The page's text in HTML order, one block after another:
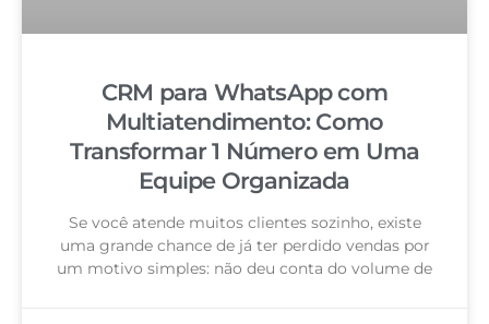
CRM para WhatsApp com
Multiatendimento: Como
Transformar 1 Número em Uma
Equipe Organizada
Se você atende muitos clientes sozinho, existe
uma grande chance de já ter perdido vendas por
um motivo simples: não deu conta do volume de